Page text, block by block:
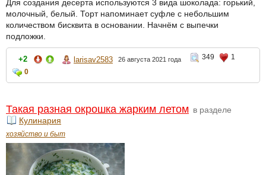
Для создания десерта используются 3 вида шоколада: горький,
молочный, белый. Торт напоминает суфле с небольшим
количеством бисквита в основании. Начнём с выпечки
подложки.
+2 larisav2583 26 августа 2021 года 349
1
0
Такая разная окрошка жарким летом в разделе
Кулинария
хозяйство и быт